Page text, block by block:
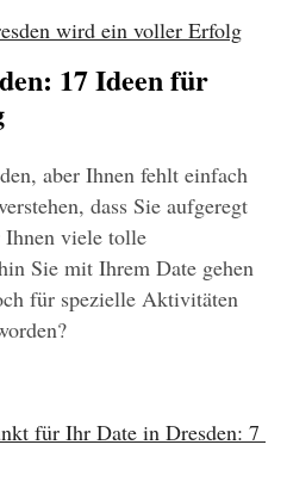
wird ein voller Erfolg
17 Ideen für
aber Ihnen fehlt einfach
dass Sie aufgeregt
Ihnen viele tolle
Sie mit Ihrem Date gehen
für spezielle Aktivitäten
für Ihr Date in Dresden: 7